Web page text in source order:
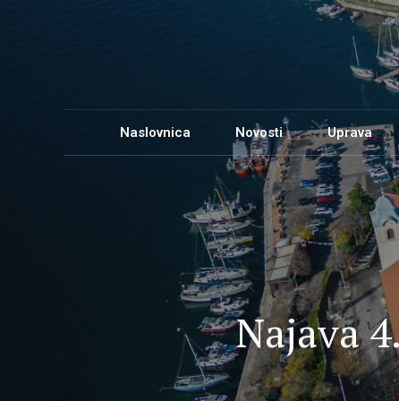
Naslovnica Novosti Uprava
Ovlasti i funkcije gradonačelnika
Najava